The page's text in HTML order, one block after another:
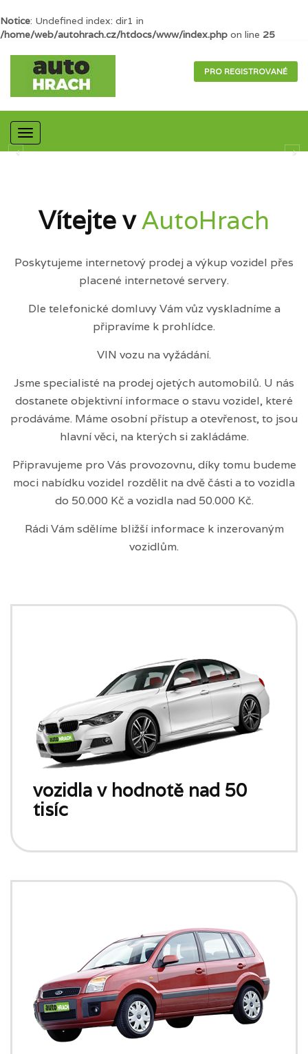
Notice: Undefined index: dir1 in
/home/web/autohrach.cz/htdocs/www/index.php on line 25
PRO REGISTROVANÉ
Mobilní
navigace
Vítejte vAutoHrach
Poskytujeme internetový prodej a výkup vozidel přes
placené internetové servery.
Dle telefonické domluvy Vám vůz vyskladníme a
připravíme k prohlídce.
VIN vozu na vyžádání.
Jsme specialisté na prodej ojetých automobilů. U nás
dostanete objektivní informace o stavu vozidel, které
prodáváme. Máme osobní přístup a otevřenost, to jsou
hlavní věci, na kterých si zakládáme.
Připravujeme pro Vás provozovnu, díky tomu budeme
moci nabídku vozidel rozdělit na dvě části a to vozidla
do 50.000 Kč a vozidla nad 50.000 Kč.
Rádi Vám sdělíme bližší informace k inzerovaným
vozidlům.
vozidla v hodnotě nad 50
tisíc